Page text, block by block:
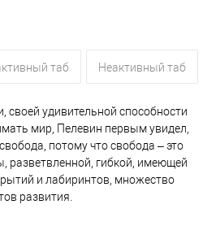
таб Неактивный таб
своей удивительной способности
мир, Пелевин первым увидел,
потому что свобода – это
разветвленной, гибкой, имеющей
и лабиринтов, множество
развития.